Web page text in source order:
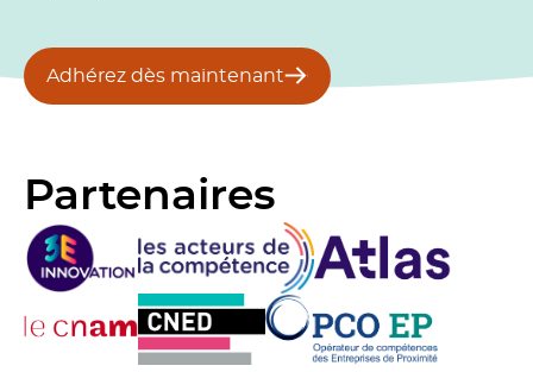
Adhérez dès maintenant
Partenaires